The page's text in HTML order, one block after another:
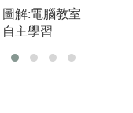
進學習的效
率。圖片來源h
du/using-bloom
圖解:電腦教室
自主學習